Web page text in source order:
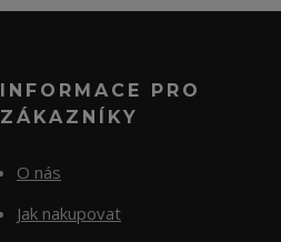
INFORMACE PRO
ZÁKAZNÍKY
O nás
Jak nakupovat